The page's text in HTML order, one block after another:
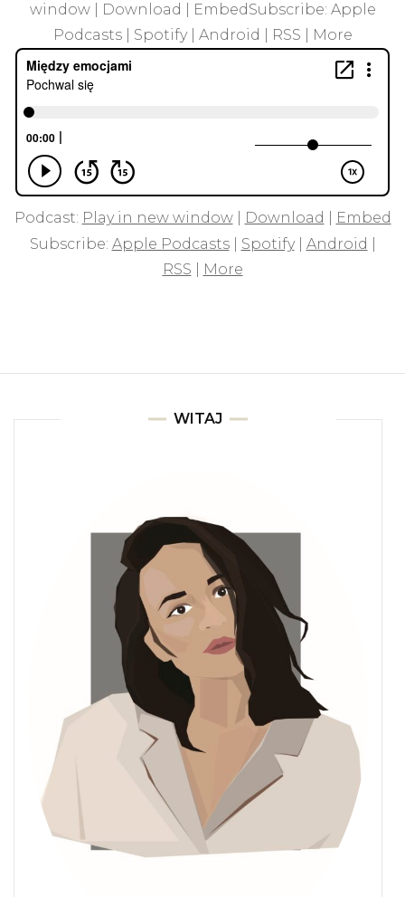
window | Download | EmbedSubscribe: Apple
Podcasts | Spotify | Android | RSS | More
Podcast: Play in new window| Download
Embed
Subscribe: Apple Podcasts| Spotify| Android
RSS
More
WITAJ